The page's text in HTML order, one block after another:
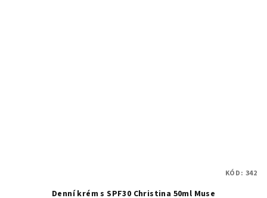
Denní krém s SPF30 Christina 50ml Muse
KÓD: 342